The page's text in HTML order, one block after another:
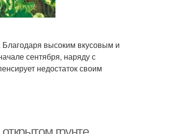
Благодаря высоким вкусовым и
сентября, наряду с
недостаток своим